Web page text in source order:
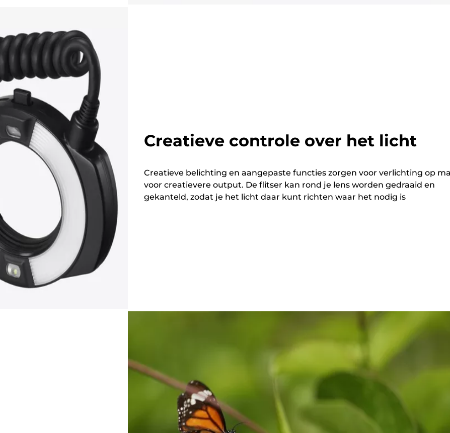
Creatieve controle over het licht
Creatieve belichting en aangepaste functies zorgen voor verlichting op
voor creatievere output. De flitser kan rond je lens worden gedraaid en
gekanteld, zodat je het licht daar kunt richten waar het nodig is